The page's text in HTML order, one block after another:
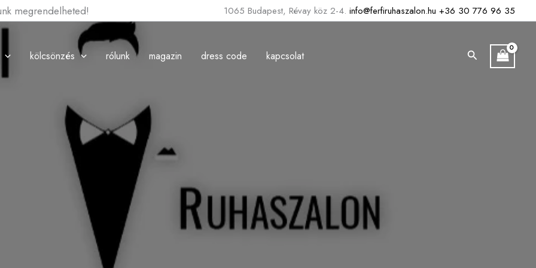
megrendelheted! 1065 Budapest, Révay köz 2-4. info@ferfiruhaszalon.hu +36 30 776 96 35
kölcsönzés rólunk magazin dress code kapcsolat Search